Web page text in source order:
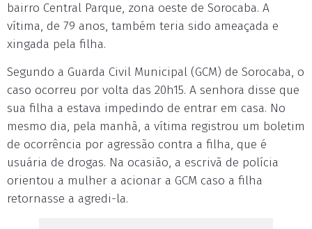
bairro Central Parque, zona oeste de Sorocaba. A
vítima, de 79 anos, também teria sido ameaçada e
xingada pela filha.
Segundo a Guarda Civil Municipal (GCM) de Sorocaba, o
caso ocorreu por volta das 20h15. A senhora disse que
sua filha a estava impedindo de entrar em casa. No
mesmo dia, pela manhã, a vítima registrou um boletim
de ocorrência por agressão contra a filha, que é
usuária de drogas. Na ocasião, a escrivã de polícia
orientou a mulher a acionar a GCM caso a filha
retornasse a agredi-la.